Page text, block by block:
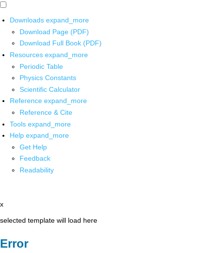
Downloads expand_more
Download Page (PDF)
Download Full Book (PDF)
Resources expand_more
Periodic Table
Physics Constants
Scientific Calculator
Reference expand_more
Reference & Cite
Tools expand_more
Help expand_more
Get Help
Feedback
Readability
x
selected template will load here
Error